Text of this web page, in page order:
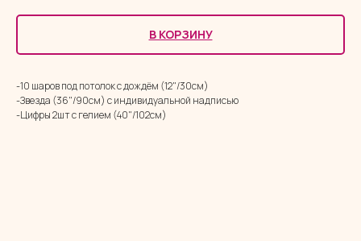
В КОРЗИНУ
-10 шаров под потолок с дождём (12"/30см)
-Звезда (36"/90см) с индивидуальной надписью
-Цифры 2шт с гелием (40"/102см)